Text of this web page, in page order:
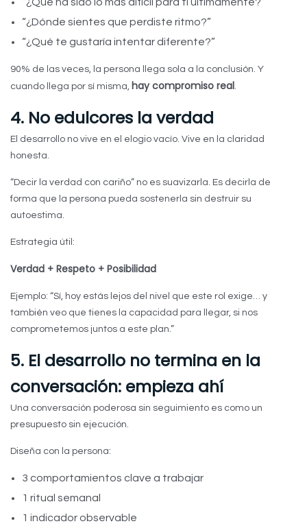
“¿Dónde sientes que perdiste ritmo?”
“¿Qué te gustaría intentar diferente?”
90% de las veces, la persona llega sola a la conclusión. Y
cuando llega por sí misma, hay compromiso real.
4. No edulcores la verdad
El desarrollo no vive en el elogio vacío. Vive en la claridad
honesta.
“Decir la verdad con cariño” no es suavizarla. Es decirla de
forma que la persona pueda sostenerla sin destruir su
autoestima.
Estrategia útil:
Verdad + Respeto + Posibilidad
Ejemplo: “Sí, hoy estás lejos del nivel que este rol exige… y
también veo que tienes la capacidad para llegar, si nos
comprometemos juntos a este plan.”
5. El desarrollo no termina en la
conversación: empieza ahí
Una conversación poderosa sin seguimiento es como un
presupuesto sin ejecución.
Diseña con la persona:
3 comportamientos clave a trabajar
1 ritual semanal
1 indicador observable